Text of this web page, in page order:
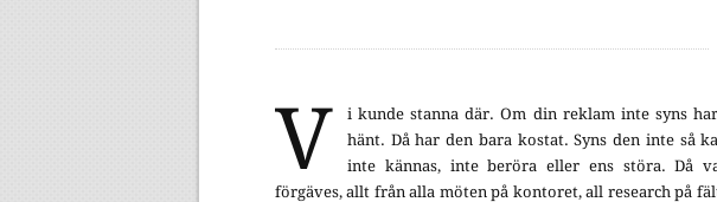
V
i kunde stanna där. Om din reklam inte syns
hänt. Då har den bara kostat. Syns den inte så
inte kännas, inte beröra eller ens störa. Då
förgäves, allt från alla möten på kontoret, all research på